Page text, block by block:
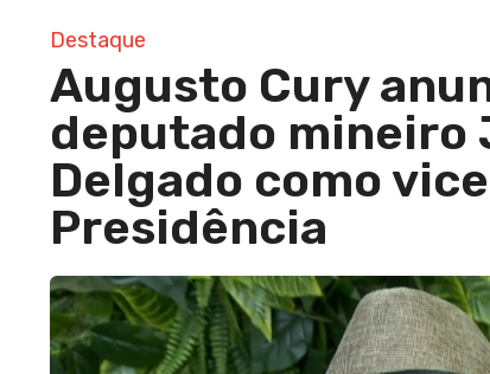
Destaque
Augusto Cury
deputado mineiro
Delgado como
Presidência